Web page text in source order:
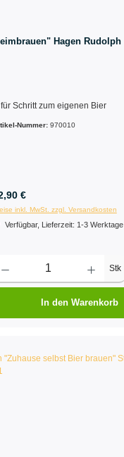
Hagen Rudolph
Schritt zum eigenen Bier
Nummer: 970010
€
inkl. MwSt. zzgl. Versandkosten
Verfügbar, Lieferzeit: 1-3 Werktage
Stk
In den Warenkorb